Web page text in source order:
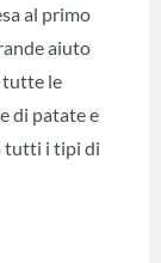
al primo
aiuto
tutte le
di patate e
tutti i tipi di